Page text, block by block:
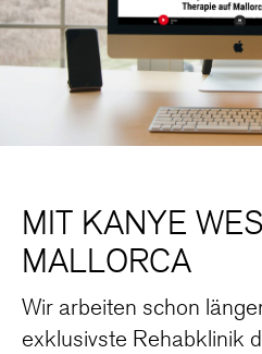
MIT KANYE
MALLORCA
Wir arbeiten schon
exklusivste Rehabklinik